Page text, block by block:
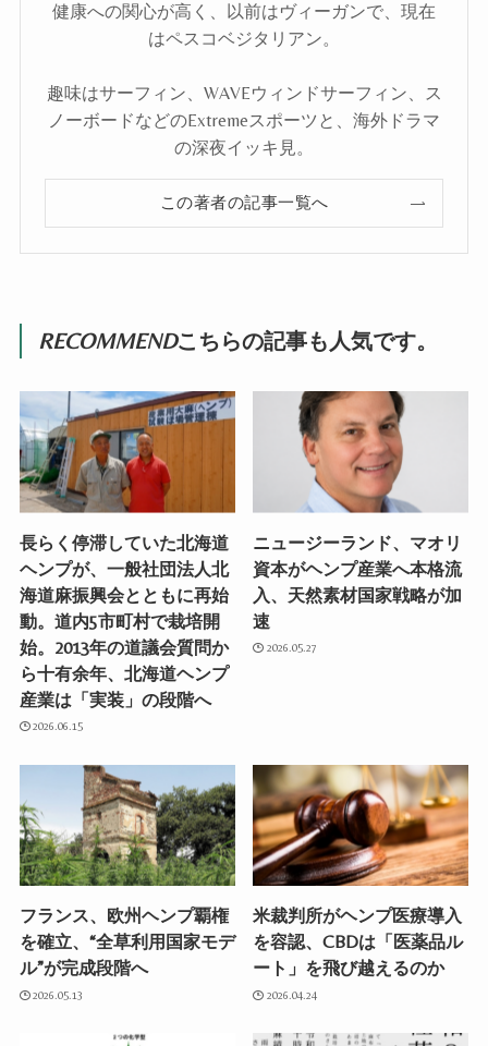
健康への関心が高く、以前はヴィーガンで、現在
はペスコベジタリアン。
趣味はサーフィン、WAVEウィンドサーフィン、ス
ノーボードなどのExtremeスポーツと、海外ドラマ
の深夜イッキ見。
この著者の記事一覧へ
RECOMMENDこちらの記事も人気です。
長らく停滞していた北海道
ヘンプが、一般社団法人北
海道麻振興会とともに再始
動。道内5市町村で栽培開
始。2013年の道議会質問か
ら十有余年、北海道ヘンプ
産業は「実装」の段階へ
2026.06.15
ニュージーランド、マオリ
資本がヘンプ産業へ本格流
入、天然素材国家戦略が加
速
2026.05.27
フランス、欧州ヘンプ覇権
を確立、“全草利用国家モデ
ル”が完成段階へ
2026.05.13
米裁判所がヘンプ医療導入
を容認、CBDは「医薬品ル
ート」を飛び越えるのか
2026.04.24